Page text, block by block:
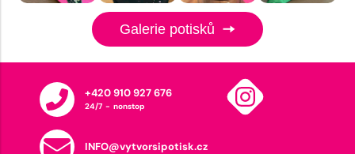
Galerie potisků
+420 910 927 676
24/7 - nonstop
INFO@vytvorsipotisk.cz